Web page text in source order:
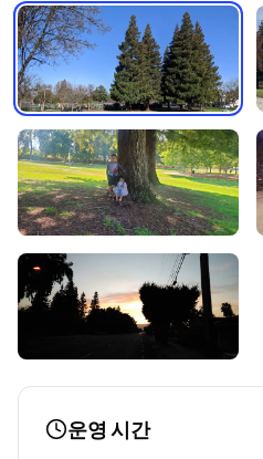
운영 시간